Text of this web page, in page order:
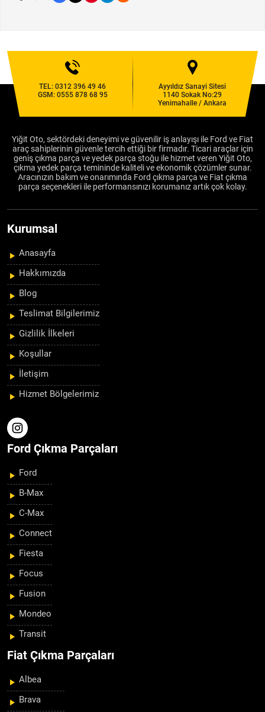
TEL:0312 396 49 46
GSM: 0555 878 68 95
Ayyıldız Sanayi Sitesi
1140 Sokak No:29
Yenimahalle / Ankara
Yiğit Oto, sektördeki deneyimi ve güvenilir iş anlayışı ile Ford ve Fiat
araç sahiplerinin güvenle tercih ettiği bir firmadır. Ticari araçlar için
geniş çıkma parça ve yedek parça stoğu ile hizmet veren Yiğit Oto,
çıkma yedek parça temininde kaliteli ve ekonomik çözümler sunar.
Aracınızın bakım ve onarımında Ford çıkma parça ve Fiat çıkma
parça seçenekleri ile performansınızı korumanız artık çok kolay.
Kurumsal
Anasayfa
Hakkımızda
Blog
Teslimat Bilgilerimiz
Gizlilik İlkeleri
Koşullar
İletişim
Hizmet Bölgelerimiz
Ford Çıkma Parçaları
Ford
B-Max
C-Max
Connect
Fiesta
Focus
Fusion
Mondeo
Transit
Fiat Çıkma Parçaları
Albea
Brava